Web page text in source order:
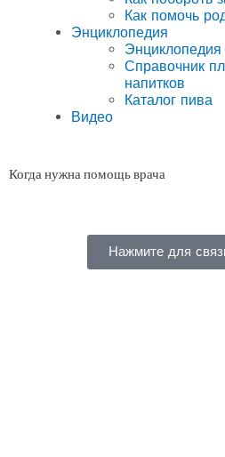
Как помочь
Энциклопедия
Энциклопедия
Справочник
напитков
Каталог пива
Видео
Когда нужна помощь врача
Нажмите для